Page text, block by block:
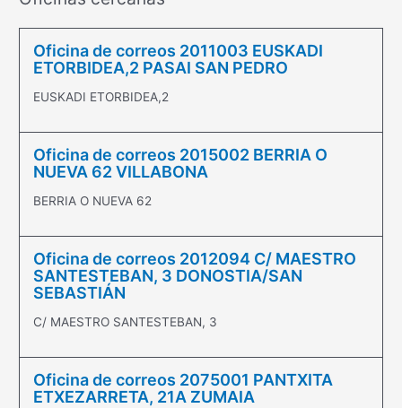
Oficina de correos 2011003 EUSKADI
ETORBIDEA,2 PASAI SAN PEDRO
EUSKADI ETORBIDEA,2
Oficina de correos 2015002 BERRIA O
NUEVA 62 VILLABONA
BERRIA O NUEVA 62
Oficina de correos 2012094 C/ MAESTRO
SANTESTEBAN, 3 DONOSTIA/SAN
SEBASTIÁN
C/ MAESTRO SANTESTEBAN, 3
Oficina de correos 2075001 PANTXITA
ETXEZARRETA, 21A ZUMAIA